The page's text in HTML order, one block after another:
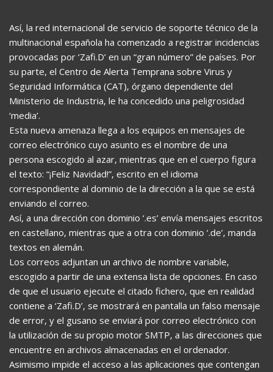
Así, la red internacional de servicio de soporte técnico de la
multinacional española ha comenzado a registrar incidencias
provocadas por ‘Zafi.D’ en un “gran número” de países. Por
su parte, el Centro de Alerta Temprana sobre Virus y
Seguridad Informática (CAT), órgano dependiente del
Ministerio de Industria, le ha concedido una peligrosidad
‘media’.
Esta nueva amenaza llega a los equipos en mensajes de
correo electrónico cuyo asunto es el nombre de una
persona escogido al azar, mientras que en el cuerpo figura
el texto: “¡Feliz Navidad!”, escrito en el idioma
correspondiente al dominio de la dirección a la que se está
enviando el correo.
Así, a una dirección con dominio ‘.es’ envía mensajes escritos
en castellano, mientras que a otra con dominio ‘.de’, manda
textos en alemán.
Los correos adjuntan un archivo de nombre variable,
escogido a partir de una extensa lista de opciones. En caso
de que el usuario ejecute el citado fichero, que en realidad
contiene a ‘Zafi.D’, se mostrará en pantalla un falso mensaje
de error, y el gusano se enviará por correo electrónico con
la utilización de su propio motor SMTP, a las direcciones que
encuentre en archivos almacenadas en el ordenador.
Asimismo impide el acceso a las aplicaciones que contengan